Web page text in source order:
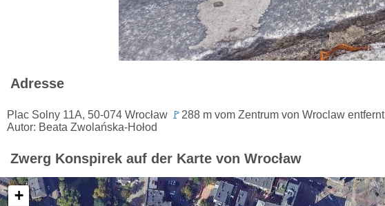
Adresse
Plac Solny 11A, 50-074 Wrocław 🚩 288 m vom Zentrum von Wroclaw entfernt
Autor: Beata Zwolańska-Hołod
Zwerg Konspirek auf der Karte von Wrocław
+